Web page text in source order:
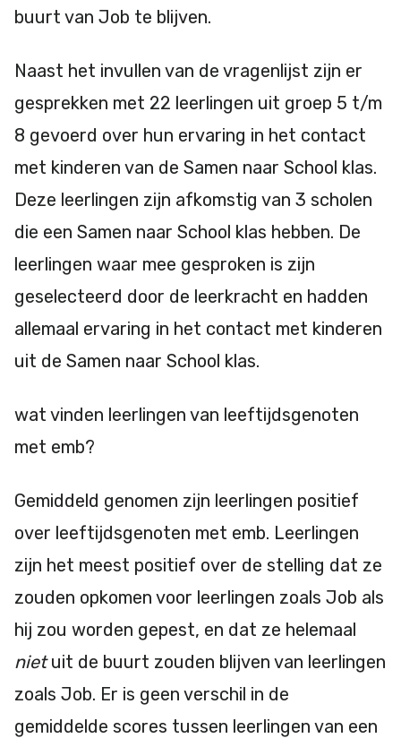
buurt van Job te blijven.
Naast het invullen van de vragenlijst zijn er
gesprekken met 22 leerlingen uit groep 5 t/m
8 gevoerd over hun ervaring in het contact
met kinderen van de Samen naar School klas.
Deze leerlingen zijn afkomstig van 3 scholen
die een Samen naar School klas hebben. De
leerlingen waar mee gesproken is zijn
geselecteerd door de leerkracht en hadden
allemaal ervaring in het contact met kinderen
uit de Samen naar School klas.
wat vinden leerlingen van leeftijdsgenoten
met emb?
Gemiddeld genomen zijn leerlingen positief
over leeftijdsgenoten met emb. Leerlingen
zijn het meest positief over de stelling dat ze
zouden opkomen voor leerlingen zoals Job als
hij zou worden gepest, en dat ze helemaal
nietuit de buurt zouden blijven van leerlingen
zoals Job. Er is geen verschil in de
gemiddelde scores tussen leerlingen van een